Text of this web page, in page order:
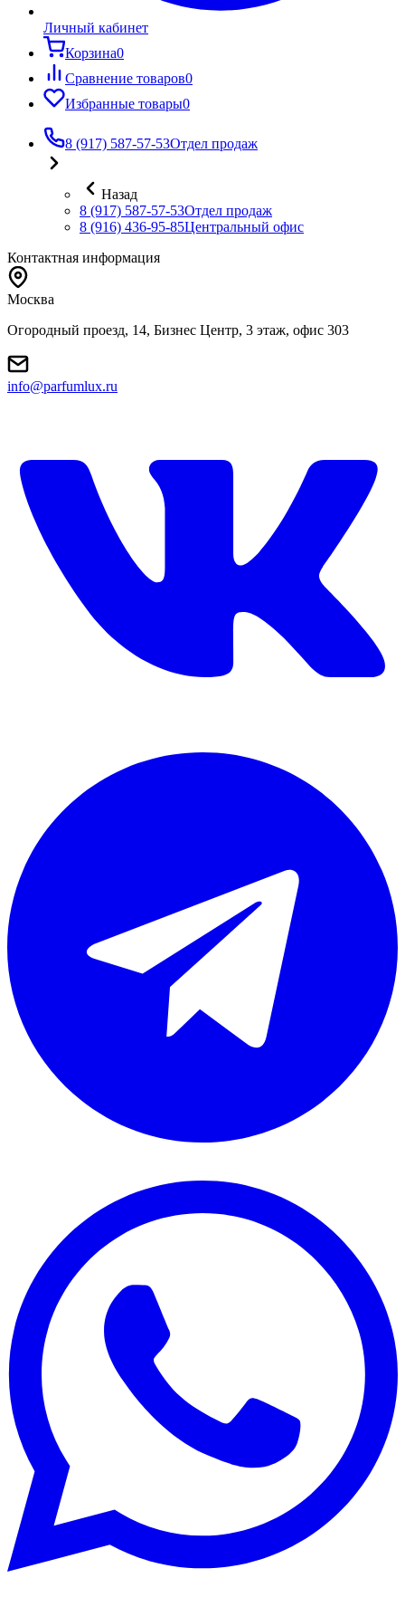
Личный кабинет
Корзина0
Сравнение товаров0
Избранные товары0
8 (917) 587-57-53Отдел продаж
Назад
8 (917) 587-57-53Отдел продаж
8 (916) 436-95-85Центральный офис
Контактная информация
Москва
Огородный проезд, 14, Бизнес Центр, 3 этаж, офис 303
info@parfumlux.ru